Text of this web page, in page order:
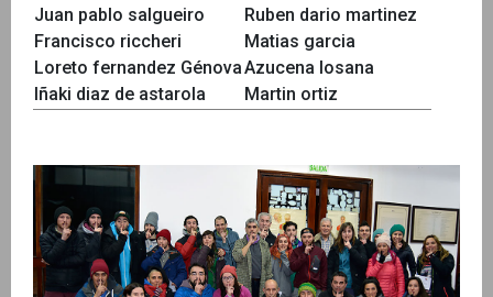
Juan pablo salgueiro
Francisco riccheri
Loreto fernandez Génova
Iñaki diaz de astarola
Ruben dario martinez
Matias garcia
Azucena losana
Martin ortiz